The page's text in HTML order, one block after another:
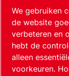
informatie
Ik heb het
Ik ga ermee
ontvangen
We gebruiken
de website
verbeteren en
hebt de
alleen
voorkeuren.